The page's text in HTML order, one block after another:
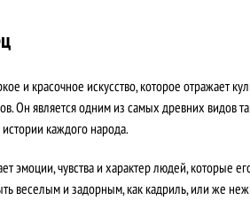
и красочное искусство, которое отражает
Он является одним из самых древних видов
каждого народа.
эмоции, чувства и характер людей, которые
веселым и задорным, как кадриль, или же